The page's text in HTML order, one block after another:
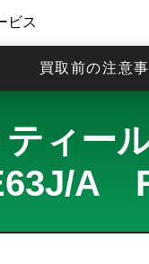
ビス
買取前の注意
ィー
A